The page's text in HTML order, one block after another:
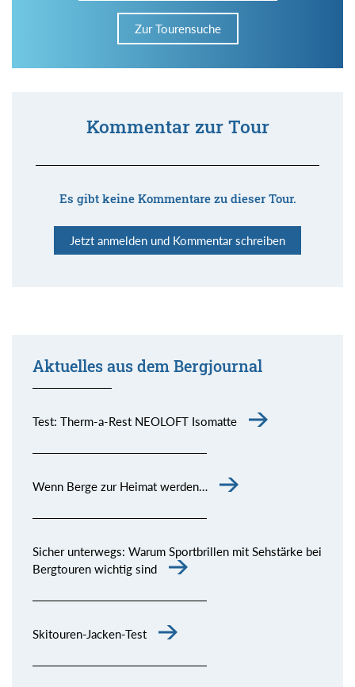
Zur Tourensuche
Kommentar zur Tour
Es gibt keine Kommentare zu dieser Tour.
Jetzt anmelden und Kommentar schreiben
Aktuelles aus dem Bergjournal
Test: Therm-a-Rest NEOLOFT Isomatte
Wenn Berge zur Heimat werden…
Sicher unterwegs: Warum Sportbrillen mit Sehstärke bei
Bergtouren wichtig sind
Skitouren-Jacken-Test